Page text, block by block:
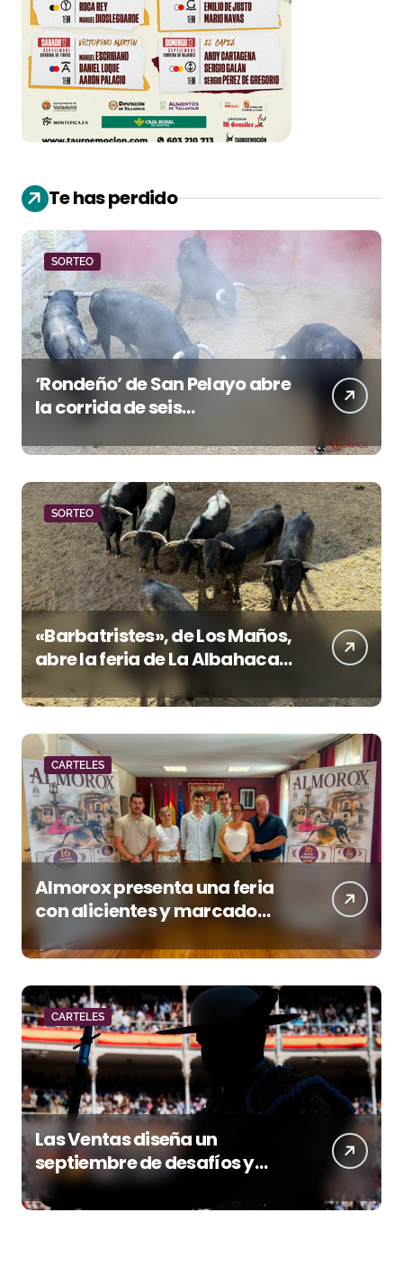
Te has perdido
SORTEO
‘Rondeño’ de San Pelayo abre
la corrida de seis
rejoneadores en El Puerto de
Santa María esta noche
SORTEO
«Barbatristes», de Los Maños,
abre la feria de La Albahaca
de Huesca
CARTELES
Almorox presenta una feria
con alicientes y marcado
acento torista
CARTELES
Las Ventas diseña un
septiembre de desafíos y
variedad ganadera